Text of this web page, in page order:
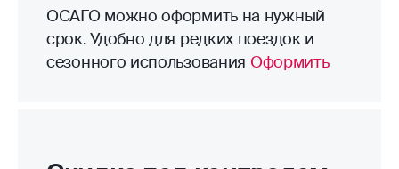
ОСАГО можно оформить на нужный
срок. Удобно для редких поездок и
сезонного использования Оформить